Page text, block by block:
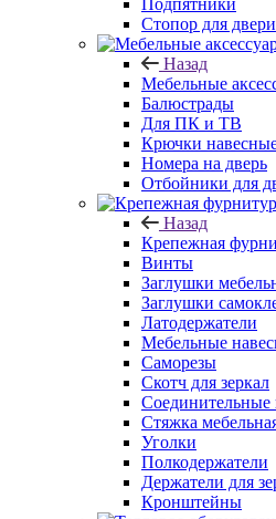
Подпятники
Стопор для двери
Назад
Мебельные
Балюстрады
Для ПК и ТВ
Крючки
Номера на дверь
Отбойники для
Назад
Крепежная
Винты
Заглушки
Заглушки
Латодержатели
Мебельные
Саморезы
Скотч для зеркал
Соединительные
Стяжка
Уголки
Полкодержатели
Держатели для
Кронштейны